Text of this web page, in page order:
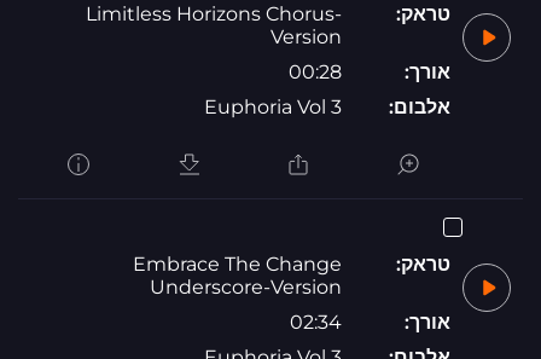
טראק:
Limitless Horizons Chorus-
Version
אורך:
00:28
אלבום:
Euphoria Vol 3
טראק:
Embrace The Change
Underscore-Version
אורך:
02:34